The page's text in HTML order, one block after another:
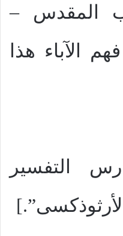
المقدس –
الآباء هذا
التفسير